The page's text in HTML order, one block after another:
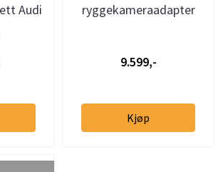
Audi
ryggekameraadapter
9.599,-
Kjøp